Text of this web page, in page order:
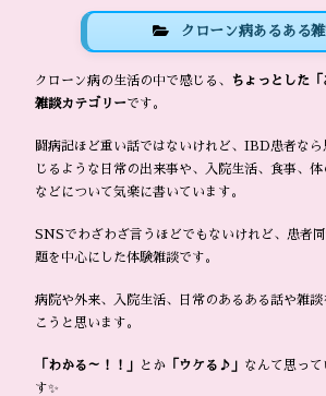
クローン病あるある
クローン病の生活の中で感じる、
ちょっとした
雑談カテゴリーです。
闘病記ほど重い話ではないけれど、IBD患者な
じるような日常の出来事や、入院生活、食事、
などについて気楽に書いています。
SNSでわざわざ言うほどでもないけれど、患者
題を中心にした体験雑談です。
病院や外来、入院生活、日常のあるある話や雑
こうと思います。
「わかる～！！」 とか「ウケる♪」 なんて思っ
す✨